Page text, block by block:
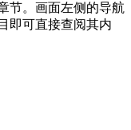
节。画面左侧的导航
即可直接查阅其内